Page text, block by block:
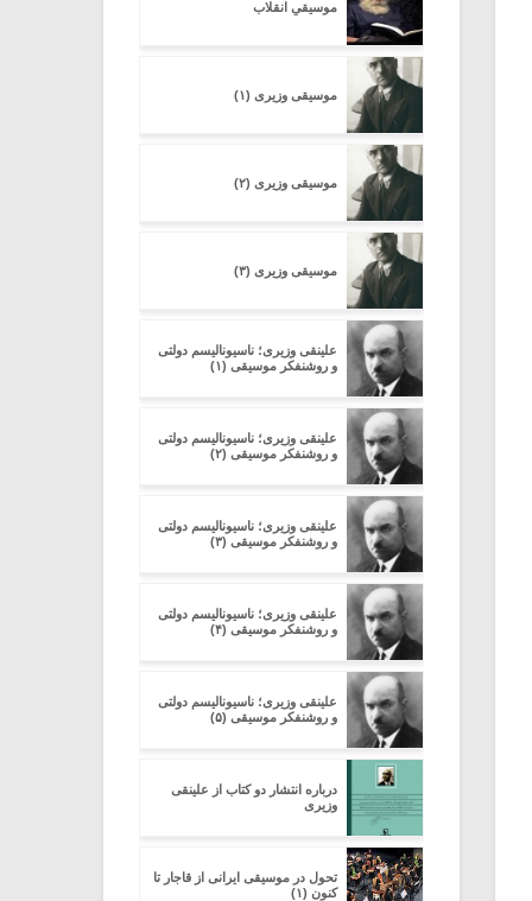
موسیقیِ انقلاب
موسیقی وزیری (۱)
موسیقی وزیری (۲)
موسیقی وزیری (۳)
علینقی وزیری؛ ناسیونالیسم دولتی
و روشنفکر موسیقی (۱)
علینقی وزیری؛ ناسیونالیسم دولتی
و روشنفکر موسیقی (۲)
علینقی وزیری؛ ناسیونالیسم دولتی
و روشنفکر موسیقی (۳)
علینقی وزیری؛ ناسیونالیسم دولتی
و روشنفکر موسیقی (۴)
علینقی وزیری؛ ناسیونالیسم دولتی
و روشنفکر موسیقی (۵)
درباره انتشار دو کتاب از علینقی
وزیری
تحول در موسیقی ایرانی از قاجار تا
کنون (۱)